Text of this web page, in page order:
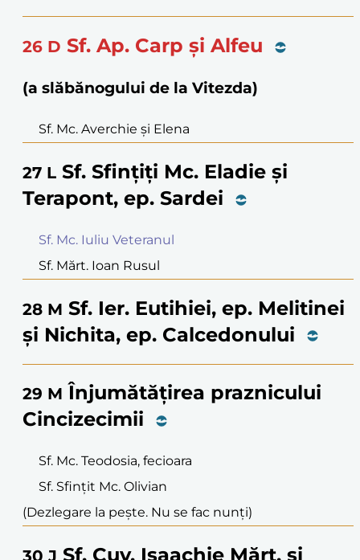
26 D Sf. Ap. Carp și Alfeu
(a slăbănogului de la Vitezda)
Sf. Mc. Averchie și Elena
27 L Sf. Sfințiți Mc. Eladie și
Terapont, ep. Sardei
Sf. Mc. Iuliu Veteranul
Sf. Mărt. Ioan Rusul
28 M Sf. Ier. Eutihiei, ep. Melitinei
și Nichita, ep. Calcedonului
29 M Înjumătățirea praznicului
Cincizecimii
Sf. Mc. Teodosia, fecioara
Sf. Sfințit Mc. Olivian
(Dezlegare la pește. Nu se fac nunți)
Sf. Cuv. Isaachie Mărt. și